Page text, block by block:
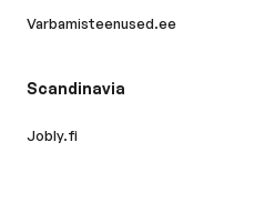
Varbamisteenused.ee
Scandinavia
Jobly.fi